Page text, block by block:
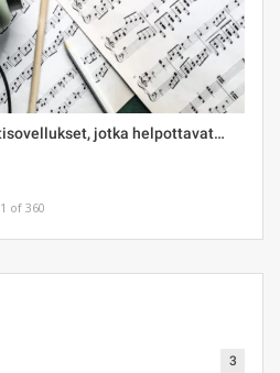
jotka helpottavat…
1 of 360
3